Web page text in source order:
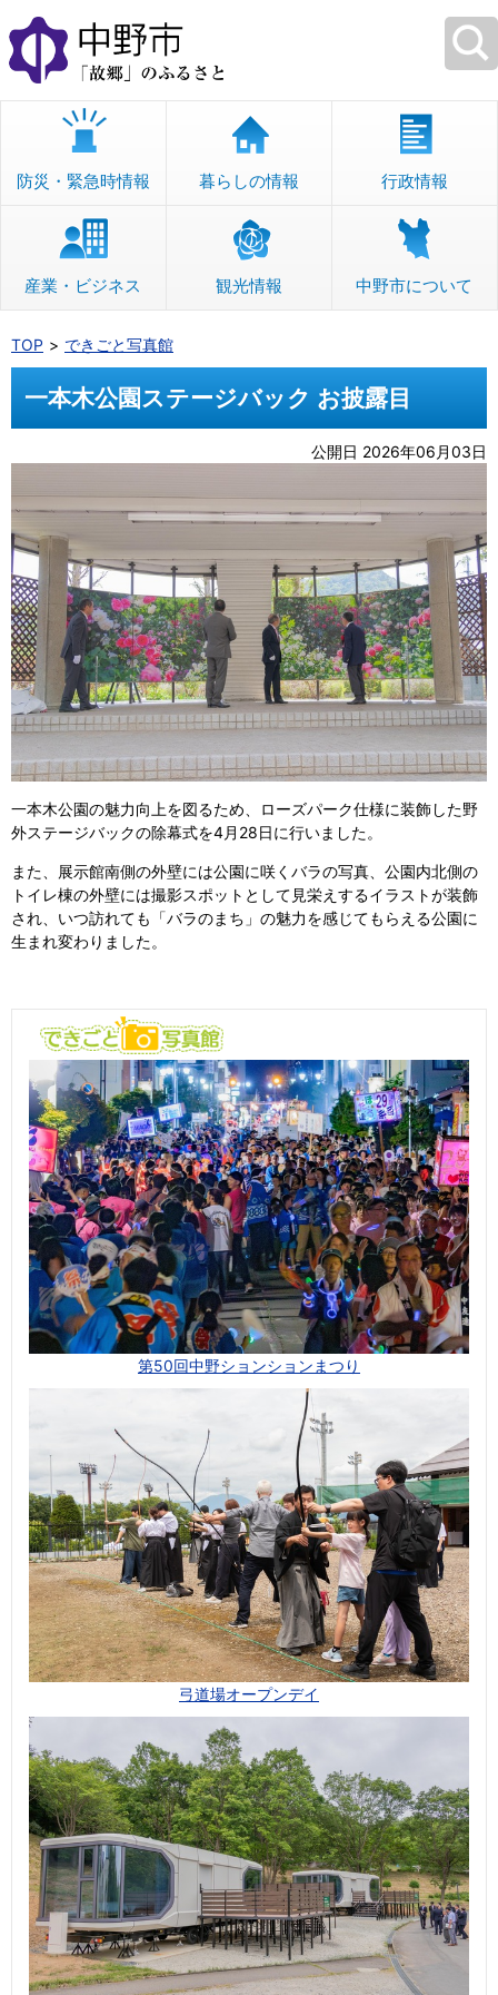
本
文
へ
移
防災・緊急時情報 暮らしの情報 行政情報
産業・ビジネス 観光情報 中野市について
TOP できごと写真館
一本木公園ステージバック お披露目
公開日 2026年06月03日
一本木公園の魅力向上を図るため、ローズパーク仕様に装飾した野
外ステージバックの除幕式を4月28日に行いました。
また、展示館南側の外壁には公園に咲くバラの写真、公園内北側の
トイレ棟の外壁には撮影スポットとして見栄えするイラストが装飾
され、いつ訪れても「バラのまち」の魅力を感じてもらえる公園に
生まれ変わりました。
第50回中野ションションまつり
弓道場オープンデイ